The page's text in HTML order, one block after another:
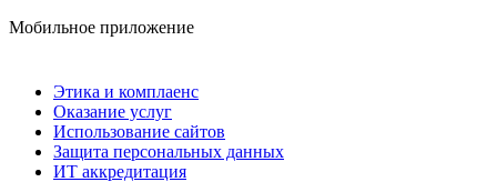
Мобильное приложение
Этика и комплаенс
Оказание услуг
Использование сайтов
Защита персональных данных
ИТ аккредитация